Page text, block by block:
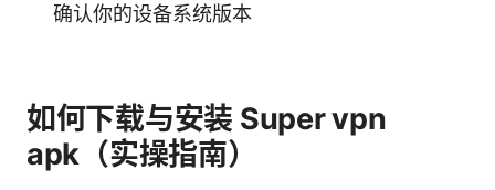
确认你的设备系统版本
如何下载与安装 Super vpn
apk（实操指南）